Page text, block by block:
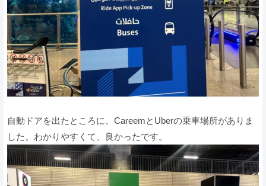
自動ドアを出たところに、CareemとUberの乗車場所がありま
した。わかりやすくて、良かったです。